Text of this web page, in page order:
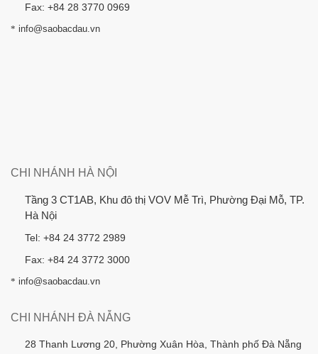
Fax: +84 28 3770 0969
* info@saobacdau.vn
CHI NHÁNH HÀ NỘI
Tầng 3 CT1AB, Khu đô thị VOV Mễ Trì, Phường Đại Mỗ, TP.
Hà Nội
Tel: +84 24 3772 2989
Fax: +84 24 3772 3000
* info@saobacdau.vn
CHI NHÁNH ĐÀ NẴNG
28 Thanh Lương 20, Phường Xuân Hòa, Thành phố Đà Nẵng